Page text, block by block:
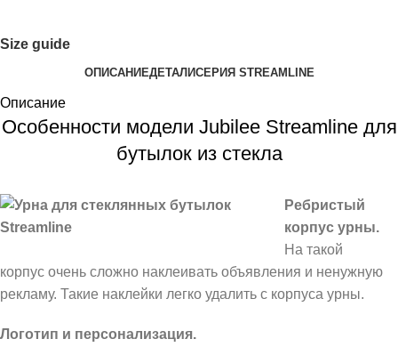
Size guide
ОПИСАНИЕДЕТАЛИСЕРИЯ STREAMLINE
Описание
Особенности модели Jubilee Streamline для
бутылок из стекла
Ребристый
корпус урны.
На такой
корпус очень сложно наклеивать объявления и ненужную
рекламу. Такие наклейки легко удалить с корпуса урны.
Логотип и персонализация.